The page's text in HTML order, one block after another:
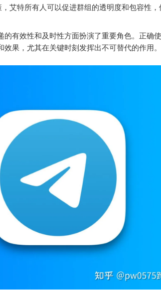
，艾特所有人可以促进群组的透明度和包容性
的有效性和及时性方面扮演了重要角色。正确
效果，尤其在关键时刻发挥出不可替代的作用。